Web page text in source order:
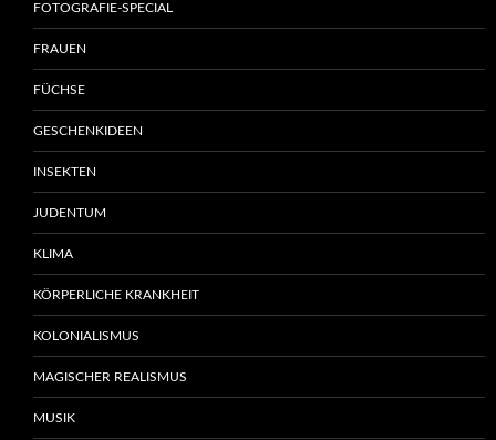
FOTOGRAFIE-SPECIAL
FRAUEN
FÜCHSE
GESCHENKIDEEN
INSEKTEN
JUDENTUM
KLIMA
KÖRPERLICHE KRANKHEIT
KOLONIALISMUS
MAGISCHER REALISMUS
MUSIK